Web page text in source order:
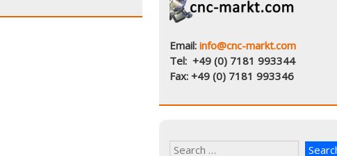
Email: info@cnc-markt.com
Tel: +49 (0) 7181 993344
Fax: +49 (0) 7181 993346